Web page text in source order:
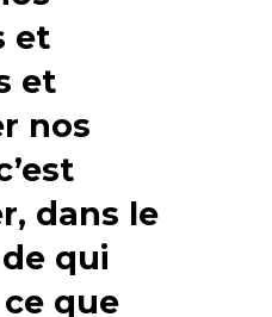
et
et
nos
dans le
qui
ce que